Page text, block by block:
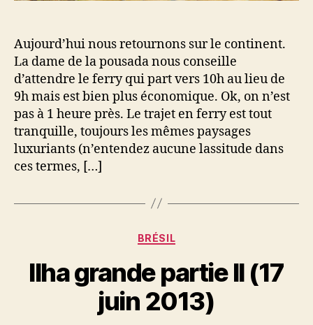
Aujourd’hui nous retournons sur le continent.
La dame de la pousada nous conseille
d’attendre le ferry qui part vers 10h au lieu de
9h mais est bien plus économique. Ok, on n’est
pas à 1 heure près. Le trajet en ferry est tout
tranquille, toujours les mêmes paysages
luxuriants (n’entendez aucune lassitude dans
ces termes, […]
Catégories
BRÉSIL
Ilha grande partie II (17
juin 2013)